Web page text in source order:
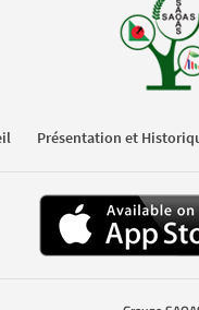
Présentation et